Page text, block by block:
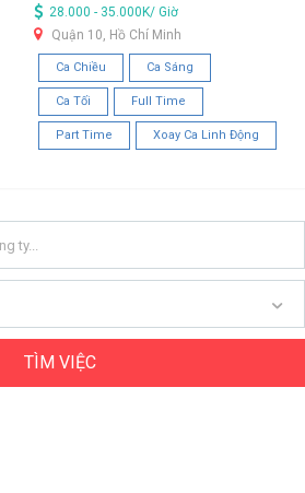
28.000 - 35.000K/ Giờ
Quận 10, Hồ Chí Minh
Ca Chiều Ca Sáng
Ca Tối Full Time
Part Time Xoay Ca Linh Động